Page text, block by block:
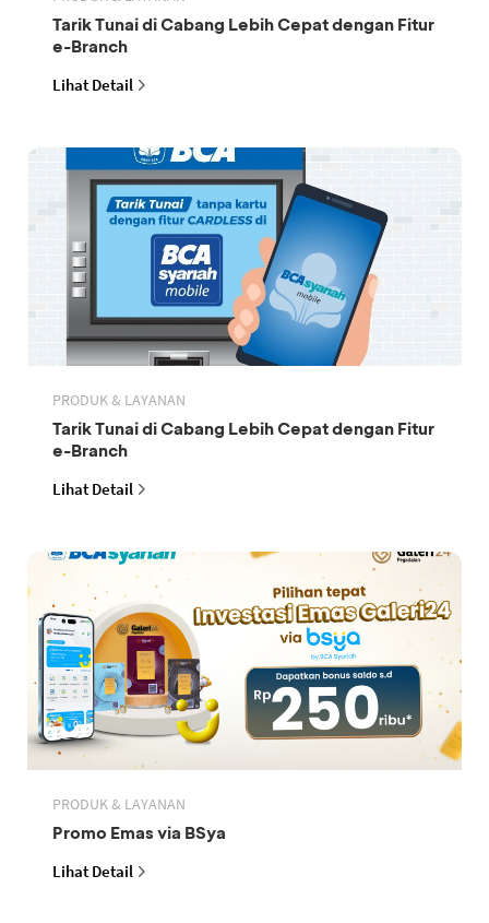
Tarik Tunai di Cabang Lebih Cepat dengan Fitur
e-Branch
Lihat Detail
PRODUK & LAYANAN
Tarik Tunai di Cabang Lebih Cepat dengan Fitur
e-Branch
Lihat Detail
PRODUK & LAYANAN
Promo Emas via BSya
Lihat Detail